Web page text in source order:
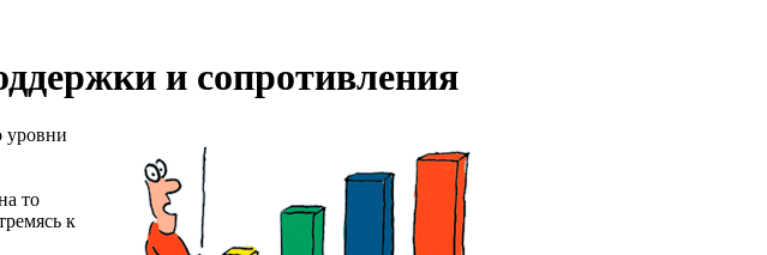
и сопротивления
уровни
то
к